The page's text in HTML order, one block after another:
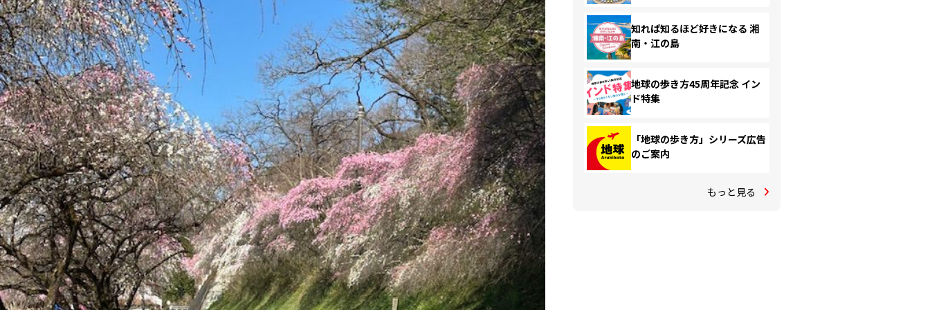
知れば知るほど好きになる 湘
南・江の島
地球の歩き方45周年記念 イン
ド特集
「地球の歩き方」シリーズ広告
のご案内
もっと見る